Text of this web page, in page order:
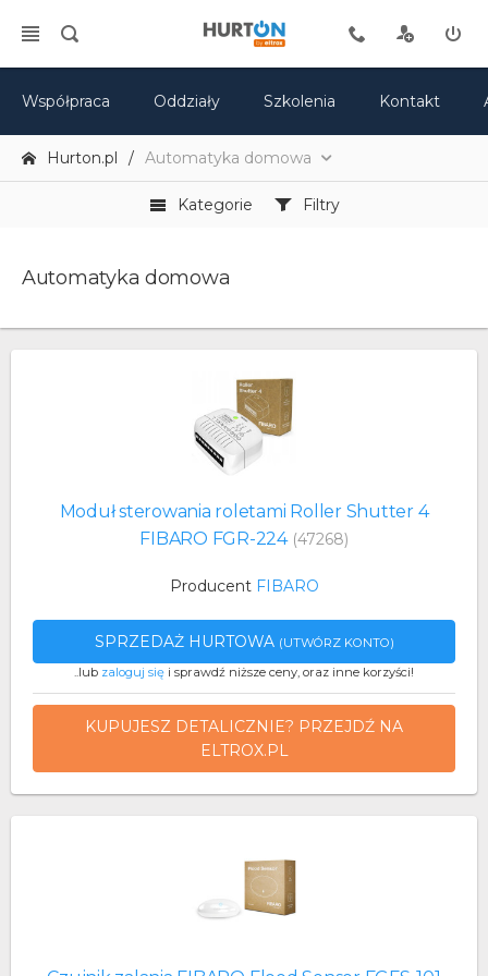
Współpraca Oddziały Szkolenia Kontakt
Hurton.pl Automatyka domowa
Kategorie Filtry
Automatyka domowa
Moduł sterowania roletami Roller Shutter 4
FIBARO FGR-224 (47268)
Producent FIBARO
SPRZEDAŻ HURTOWA (UTWÓRZ KONTO)
..lub zaloguj się i sprawdź niższe ceny, oraz inne korzyści!
KUPUJESZ DETALICZNIE? PRZEJDŹ NA
ELTROX.PL